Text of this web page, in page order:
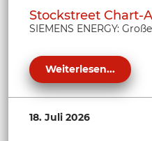
Stockstreet Chart-
SIEMENS ENERGY:
Weiterlesen...
18. Juli 2026